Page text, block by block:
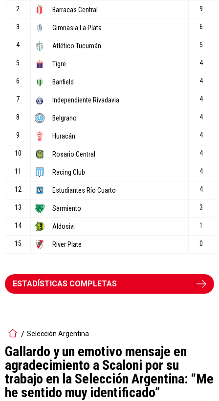
ESTADÍSTICAS COMPLETAS
Selección Argentina
Gallardo y un emotivo mensaje en
agradecimiento a Scaloni por su
trabajo en la Selección Argentina: “Me
he sentido muy identificado”